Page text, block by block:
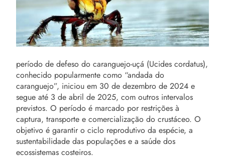
período de defeso do caranguejo-uçá (Ucides cordatus),
conhecido popularmente como “andada do
caranguejo”, iniciou em 30 de dezembro de 2024 e
segue até 3 de abril de 2025, com outros intervalos
previstos. O período é marcado por restrições à
captura, transporte e comercialização do crustáceo. O
objetivo é garantir o ciclo reprodutivo da espécie, a
sustentabilidade das populações e a saúde dos
ecossistemas costeiros.